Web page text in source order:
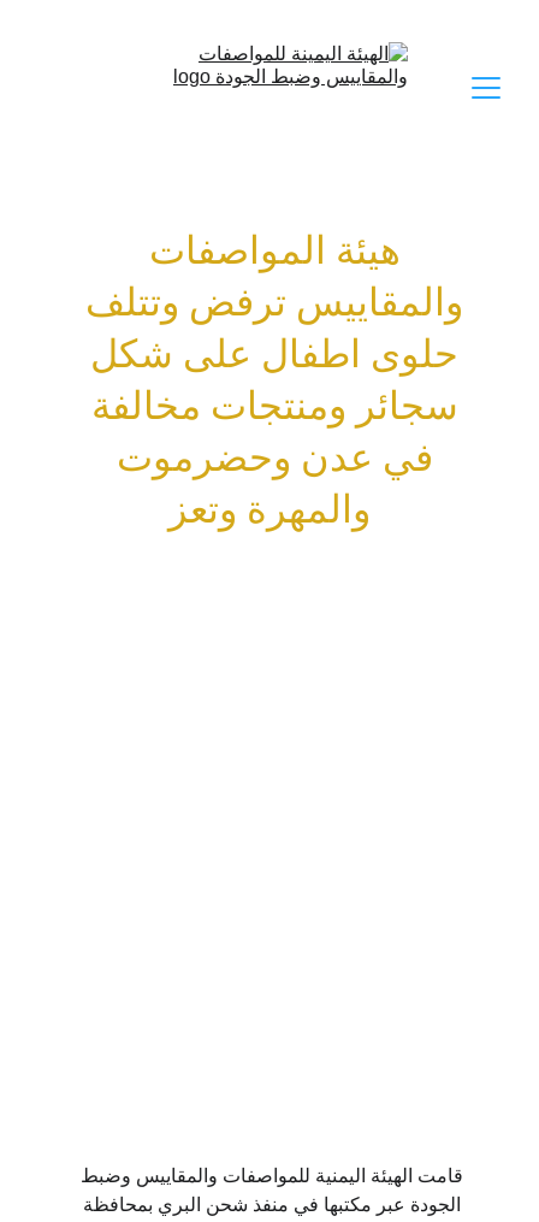
قامت الهيئة اليمنية للمواصفات والمقاييس وضبط
الجودة عبر مكتبها في منفذ شحن البري بمحافظة
هيئة المواصفات
والمقاييس ترفض وتتلف
حلوى اطفال على شكل
سجائر ومنتجات مخالفة
في عدن وحضرموت
والمهرة وتعز